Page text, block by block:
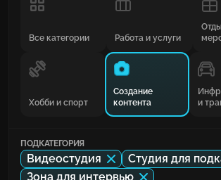
Все категории Работа и услуги
Хобби и спорт
Создание
контента
и
ПОДКАТЕГОРИЯ
Видеостудия
Студия для
Зона для интервью